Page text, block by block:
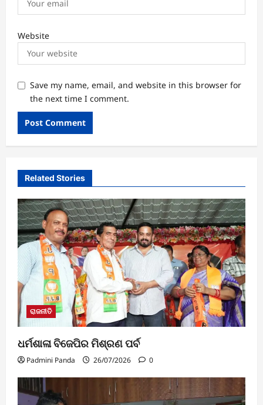
Website
Save my name, email, and website in this browser for
the next time I comment.
Related Stories
ରାଜନୀତି
ଧର୍ମଶାଳା ବିଜେପିର ମିଶ୍ରଣ ପର୍ବ
Padmini Panda 26/07/2026 0